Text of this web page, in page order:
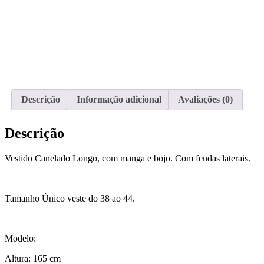
Descrição Informação adicional Avaliações (0)
Descrição
Vestido Canelado Longo, com manga e bojo. Com fendas laterais.
Tamanho Único veste do 38 ao 44.
Modelo:
Altura: 165 cm